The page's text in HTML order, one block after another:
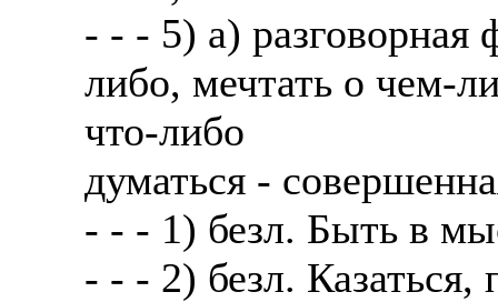
- - - 5) а) разговорная
либо, мечтать о чем-
что-либо
думаться -
- - - 1) безл. Быть в
- - - 2) безл. Казаться,